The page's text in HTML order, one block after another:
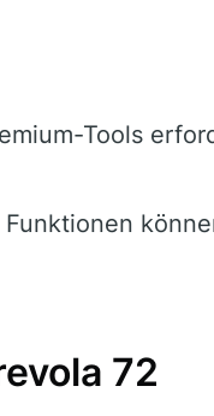
Tools
72